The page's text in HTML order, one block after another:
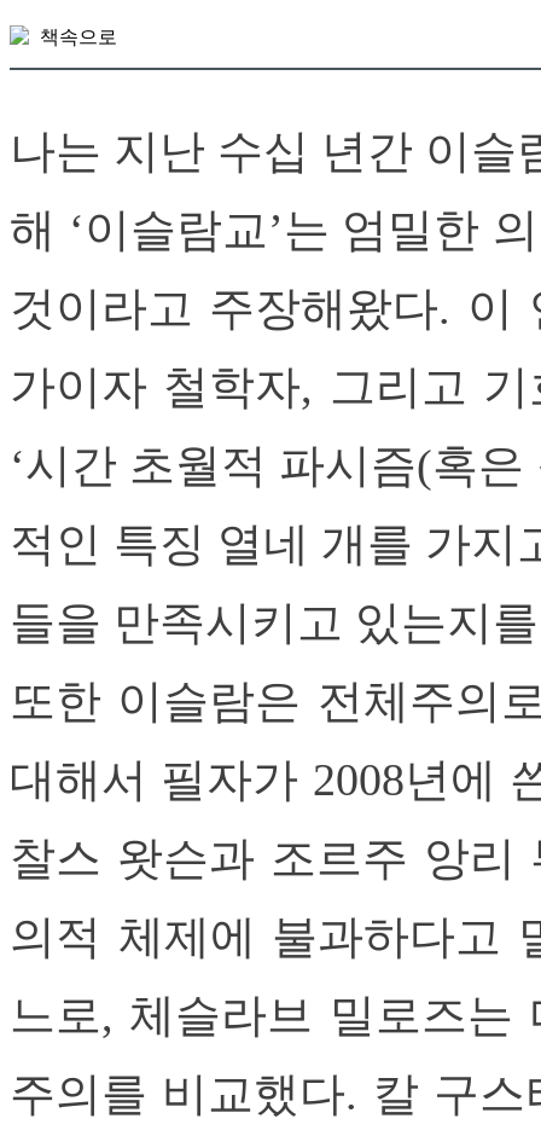
책속으로
나는 지난 수십 년간 이
해 ‘이슬람교’는 엄밀한
것이라고 주장해왔다. 이
가이자 철학자, 그리고
‘시간 초월적 파시즘(혹은
적인 특징 열네 개를 가지
들을 만족시키고 있는지
또한 이슬람은 전체주의
대해서 필자가 2008년에
찰스 왓슨과 조르주 앙리
의적 체제에 불과하다고
느로, 체슬라브 밀로즈는
주의를 비교했다. 칼 구